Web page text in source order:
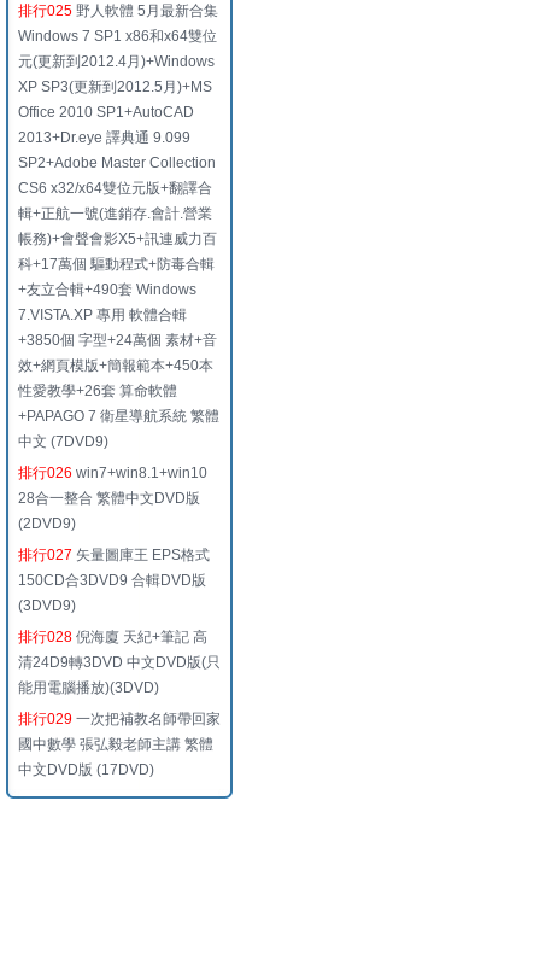
排行025 野人軟體 5月最新合集
Windows 7 SP1 x86和x64雙位
元(更新到2012.4月)+Windows
XP SP3(更新到2012.5月)+MS
Office 2010 SP1+AutoCAD
2013+Dr.eye 譯典通 9.099
SP2+Adobe Master Collection
CS6 x32/x64雙位元版+翻譯合
輯+正航一號(進銷存.會計.營業
帳務)+會聲會影X5+訊連威力百
科+17萬個 驅動程式+防毒合輯
+友立合輯+490套 Windows
7.VISTA.XP 專用 軟體合輯
+3850個 字型+24萬個 素材+音
效+網頁模版+簡報範本+450本
性愛教學+26套 算命軟體
+PAPAGO 7 衛星導航系統 繁體
中文 (7DVD9)
排行026 win7+win8.1+win10
28合一整合 繁體中文DVD版
(2DVD9)
排行027 矢量圖庫王 EPS格式
150CD合3DVD9 合輯DVD版
(3DVD9)
排行028 倪海廈 天紀+筆記 高
清24D9轉3DVD 中文DVD版(只
能用電腦播放)(3DVD)
排行029 一次把補教名師帶回家
國中數學 張弘毅老師主講 繁體
中文DVD版 (17DVD)